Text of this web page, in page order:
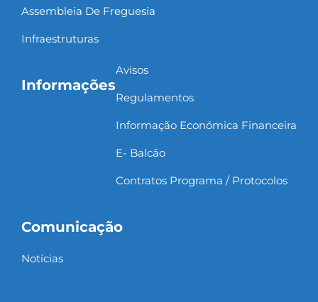
Assembleia De Freguesia
Infraestruturas
Informações
Avisos
Regulamentos
Informação Económica Financeira
E- Balcão
Contratos Programa / Protocolos
Comunicação
Notícias